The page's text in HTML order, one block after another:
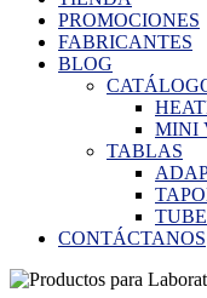
PROMOCIONES
FABRICANTES
BLOG
MINI
TABLAS
CONTÁCTANOS